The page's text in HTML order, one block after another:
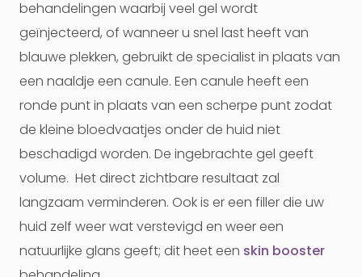
behandelingen waarbij veel gel wordt
geïnjecteerd, of wanneer u snel last heeft van
blauwe plekken, gebruikt de specialist in plaats van
een naaldje een canule. Een canule heeft een
ronde punt in plaats van een scherpe punt zodat
de kleine bloedvaatjes onder de huid niet
beschadigd worden. De ingebrachte gel geeft
volume. Het direct zichtbare resultaat zal
langzaam verminderen. Ook is er een filler die uw
huid zelf weer wat verstevigd en weer een
natuurlijke glans geeft; dit heet een skin booster